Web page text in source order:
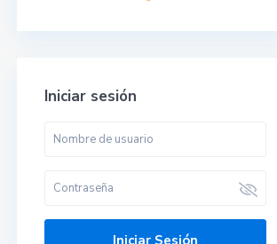
Iniciar sesión
Iniciar Sesión
Últimas propiedades